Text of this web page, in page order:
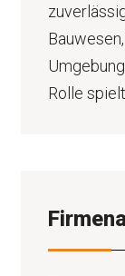
Rolle spielt.